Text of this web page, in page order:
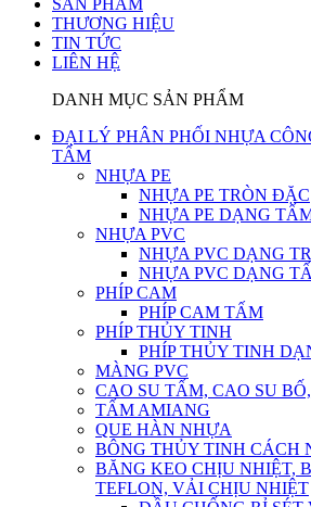
SẢN PHẨM
THƯƠNG HIỆU
TIN TỨC
LIÊN HỆ
DANH MỤC SẢN PHẨM
ĐẠI LÝ PHÂN PHỐI NHỰA
TẤM
NHỰA PE
NHỰA PE TRÒN ĐẶC
NHỰA PE DẠNG
NHỰA PVC
NHỰA PVC DẠNG
NHỰA PVC DẠNG
PHÍP CAM
PHÍP CAM TẤM
PHÍP THỦY TINH
PHÍP THỦY TINH
MÀNG PVC
CAO SU TẤM, CAO SU
TẤM AMIANG
QUE HÀN NHỰA
BÔNG THỦY TINH CÁCH
BĂNG KEO CHỊU NHIỆT,
TEFLON, VẢI CHỊU NHIỆT